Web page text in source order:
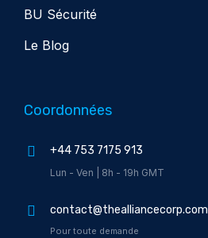
BU Sécurité
Le Blog
Coordonnées
+44 753 7175 913
Lun - Ven | 8h - 19h GMT
contact@thealliancecorp.com
Pour toute demande